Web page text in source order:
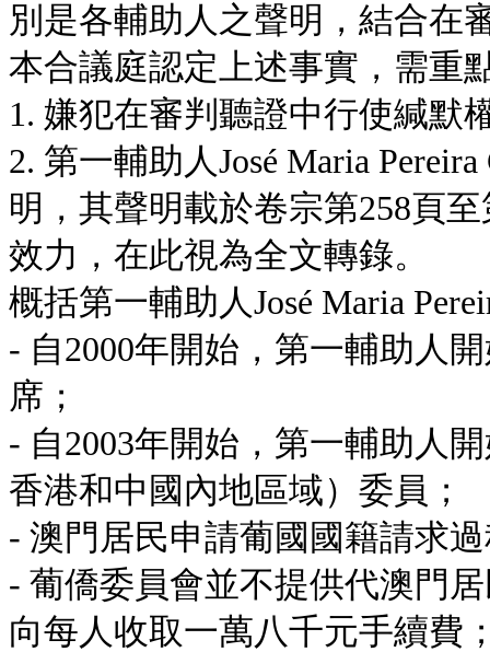
別是各輔助人之聲明，結合在
本合議庭認定上述事實，需重
1. 嫌犯在審判聽證中行使緘默
2. 第一輔助人José Maria
明，其聲明載於卷宗第258頁
效力，在此視為全文轉錄。
概括第一輔助人José Maria
- 自2000年開始，第一輔助人
席；
- 自2003年開始，第一輔助人
香港和中國內地區域）委員；
- 澳門居民申請葡國國籍請求
- 葡僑委員會並不提供代澳門
向每人收取一萬八千元手續費